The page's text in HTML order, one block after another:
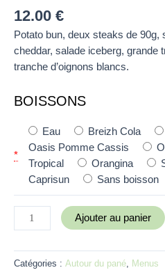
12.00 €
Potato bun, deux steaks de 90g,
cheddar, salade iceberg, grande
tranche d’oignons blancs.
BOISSONS
*
Eau Breizh Cola
Oasis Pomme Cassis
Tropical
Orangina
Caprisun
Sans boisson
Ajouter au panier
Catégories : Autour du pané, Menus